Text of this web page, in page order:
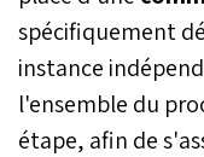
spécifiquement
instance
l'ensemble du
étape, afin de